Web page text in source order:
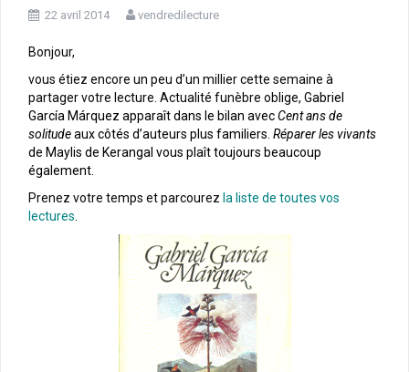
22 avril 2014 vendredilecture
Bonjour,
vous étiez encore un peu d’un millier cette semaine à
partager votre lecture. Actualité funèbre oblige, Gabriel
García Márquez apparaît dans le bilan avecCent ans de
solitudeaux côtés d’auteurs plus familiers. Réparer les vivants
de Maylis de Kerangal vous plaît toujours beaucoup
également.
Prenez votre temps et parcourez la liste de toutes vos
lectures